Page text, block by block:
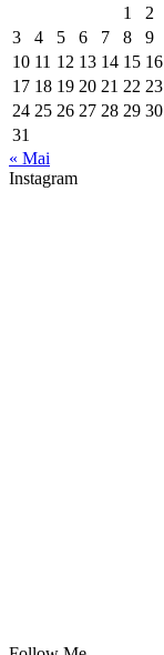
1
2
3
4 5 6 7 8
9
10 11 12 13 14 15 16
17 18 19 20 21 22 23
24 25 26 27 28 29 30
31
« Mai
Instagram